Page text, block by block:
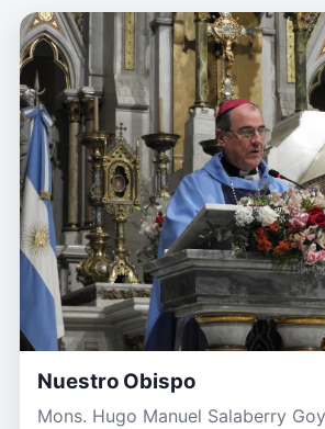
Nuestro Obispo
Mons. Hugo Manuel Salaberry